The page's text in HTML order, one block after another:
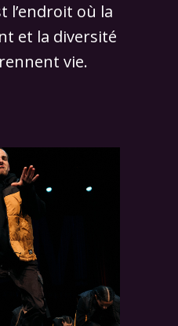
l’endroit où la
et la diversité
vie.